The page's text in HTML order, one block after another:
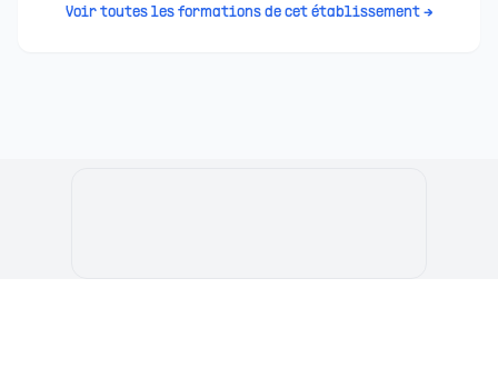
Voir toutes les formations de cet établissement →